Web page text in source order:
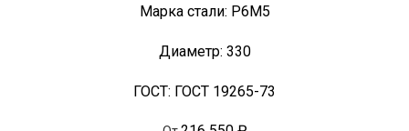
Марка стали: Р6М5
Диаметр: 330
ГОСТ: ГОСТ 19265-73